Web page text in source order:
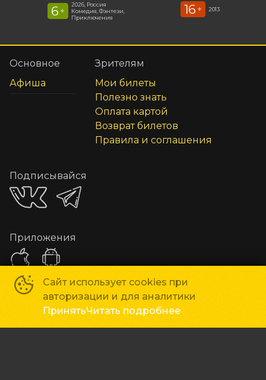
6 +
2026, Россия
Комедия, Фэнтези,
Приключения
16 + 2013
Сайт использует cookies при
авторизации и для аналитики
ПринятьЧитать подробнее
Основное
Афиша
Зрителям
Мои билеты
Полезно знать
Оплата картой
Возврат билетов
Правила и соглашения
Подписывайся
Приложения
Способы оплаты